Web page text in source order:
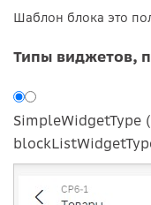
Шаблон блока это
Типы виджетов,
SimpleWidgetType